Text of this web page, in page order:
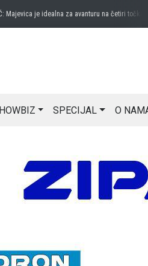
je idealna za avanturu na četiri točkaprije
SPECIJAL O